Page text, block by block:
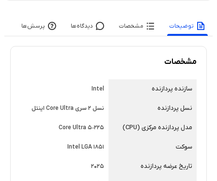
توضیحات مشخصات دیدگاه‌ها پرسش‌ها
مشخصات
سازنده پردازنده Intel
نسل پردازنده نسل 2 سری Core Ultra اینتل
مدل پردازنده مرکزی (CPU) Core Ultra 5‑225
سوکت Intel LGA 1851
تاریخ عرضه پردازنده 2025